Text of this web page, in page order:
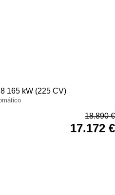
165 kW (225 CV)
18.890€
17.172 €